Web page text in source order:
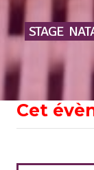
STAGE
Cet